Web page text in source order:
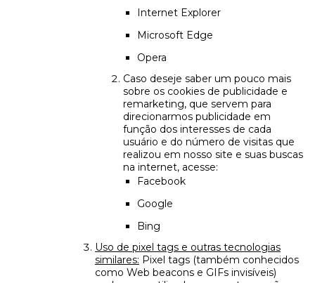
Internet Explorer
Microsoft Edge
Opera
Caso deseje saber um pouco mais
sobre os cookies de publicidade e
remarketing, que servem para
direcionarmos publicidade em
função dos interesses de cada
usuário e do número de visitas que
realizou em nosso site e suas buscas
na internet, acesse:
Facebook
Google
Bing
Uso de pixel tags e outras tecnologias
similares: Pixel tags (também conhecidos
como Web beacons e GIFs invisíveis)